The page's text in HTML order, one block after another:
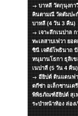
บาหลี วัดกุนุงกา
คินตามณี วัดตัมปะก์
บาหลี (4 วัน 3 คืน)
เจาะลึกเนปาล
ทะเลสาบเฟวา ยอ
ซินี เจดีย์โพธินาถ
หนุมานโธกา ธุลิเข
เนปาลี (5 วัน 4 คืน)
อียิปต์ ดินแดนฟา
ดกีซ่า อเล็กซานเด
พิพิธภัณฑ์อียิปต์ สุเ
ระบำหน้าท้อง ล่อง